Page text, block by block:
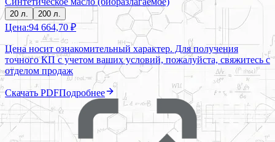
20 л. 200 л.
Цена:94 664,70 ₽
Цена носит ознакомительный характер. Для получения
точного КП с учетом ваших условий, пожалуйста, свяжитесь с
отделом продаж
Скачать PDFПодробнее